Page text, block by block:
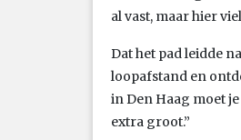
al vast, maar hier
Dat het pad leidde
loopafstand en
in Den Haag moet
extra groot.”